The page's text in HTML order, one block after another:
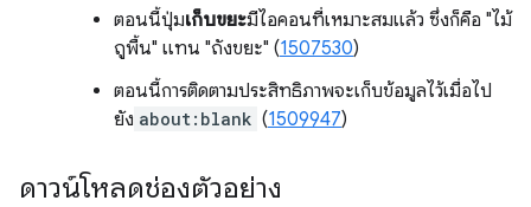
ตอนนี้ปุ่มเก็บขยะมีไอคอนที่เหมาะสมแล้ว ซึ่งก็คือ "ไม้
ถูพื้น" แทน "ถังขยะ" (1507530)
ตอนนี้การติดตามประสิทธิภาพจะเก็บข้อมูลไว้เมื่อไป
ยัง about:blank (1509947)
ดาวน์โหลดช่องตัวอย่าง